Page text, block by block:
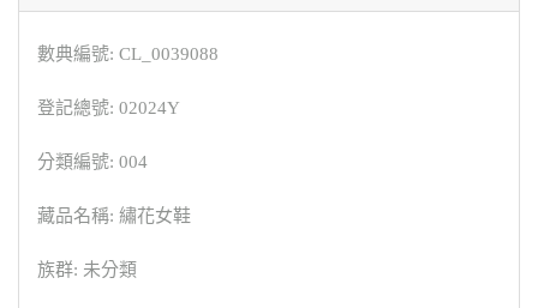
數典編號: CL_0039088
登記總號: 02024Y
分類編號: 004
藏品名稱: 繡花女鞋
族群: 未分類